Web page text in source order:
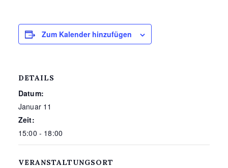
Zum Kalender hinzufügen
DETAILS
Datum:
Januar 11
Zeit:
15:00 - 18:00
VERANSTALTUNGSORT